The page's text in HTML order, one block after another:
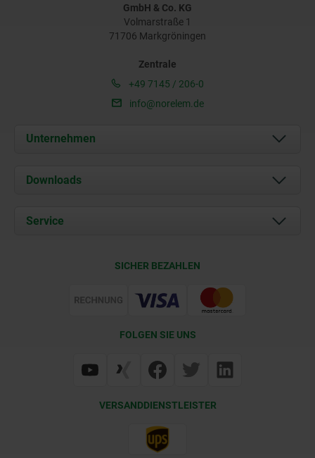
GmbH & Co. KG
Volmarstraße 1
71706 Markgröningen
Zentrale
+49 7145 / 206-0
info@norelem.de
Unternehmen
Über uns
Karriere
Downloads
Service
Web Support
SICHER BEZAHLEN
FOLGEN SIE UNS
VERSANDDIENSTLEISTER